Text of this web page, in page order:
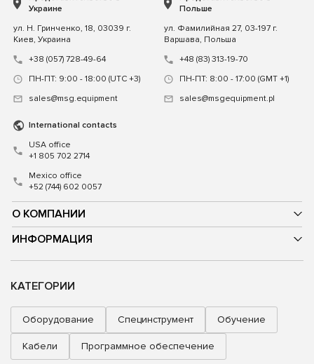
О КОМПАНИИ
ИНФОРМАЦИЯ
Украине
ул. Н. Гринченко, 18, 03039 г.
Киев, Украина
+38 (057) 728-49-64
ПН-ПТ: 9:00 - 18:00 (UTC +3)
sales@msg.equipment
Польше
ул. Фамилийная 27, 03-197 г.
Варшава, Польша
+48 (83) 313-19-70
ПН-ПТ: 8:00 - 17:00 (GMT +1)
sales@msgequipment.pl
International contacts
USA office
+1 805 702 2714
Mexico office
+52 (744) 602 0057
КАТЕГОРИИ
Оборудование Специнструмент Обучение
Кабели Программное обеспечение